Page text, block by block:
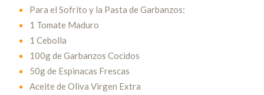
Para el Sofrito y la Pasta de Garbanzos:
1 Tomate Maduro
1 Cebolla
100g de Garbanzos Cocidos
50g de Espinacas Frescas
Aceite de Oliva Virgen Extra